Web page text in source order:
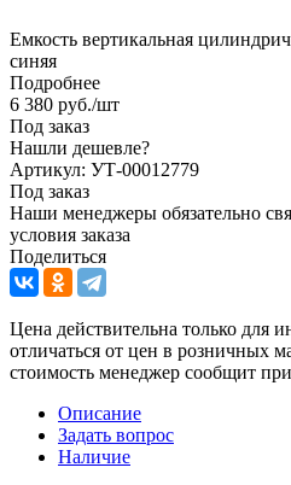
Емкость вертикальная
синяя
Подробнее
6 380 руб./шт
Под заказ
Нашли дешевле?
Артикул: УТ-00012779
Под заказ
Наши менеджеры обязательно
условия заказа
Поделиться
Цена действительна только для
отличаться от цен в розничных
стоимость менеджер сообщит
Описание
Задать вопрос
Наличие